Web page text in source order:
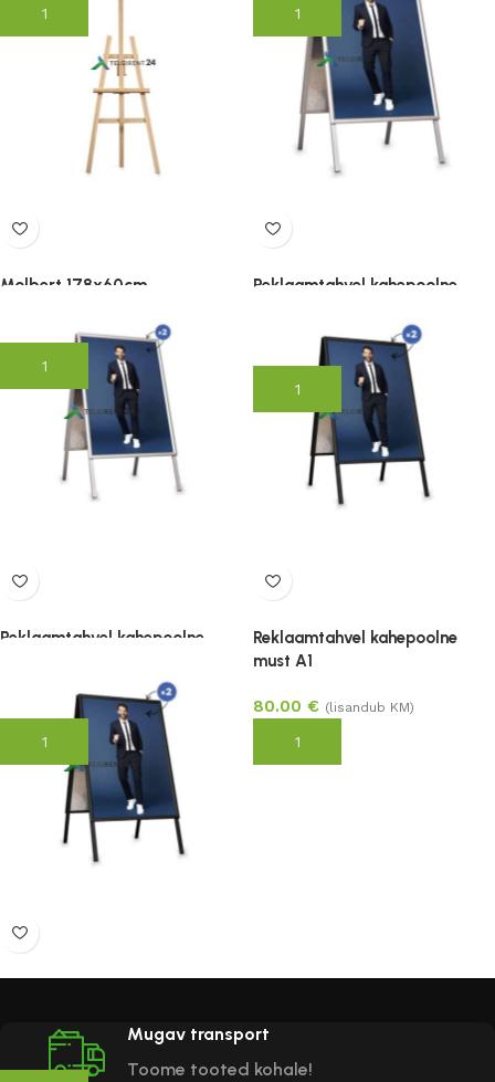
Lisa korvi Lisa korvi
Molbert 178x60cm
(lisandub KM)
Lisa korvi
Reklaamtahvel kahepoolne
(lisandub KM)
Lisa korvi
Reklaamtahvel kahepoolne
(lisandub KM)
Lisa korvi
Reklaamtahvel kahepoolne
must A1
80.00 € (lisandub KM)
Lisa korvi
60.00€ (lisandub KM)
Mugav transport
Toome tooted kohale!